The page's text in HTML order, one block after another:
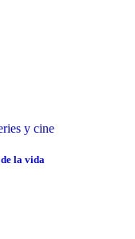
y cine
la vida